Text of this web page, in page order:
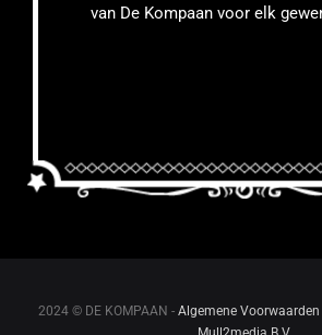
van De Kompaan voor elk
2024 © DE KOMPAAN - Algemene Voorwaarden